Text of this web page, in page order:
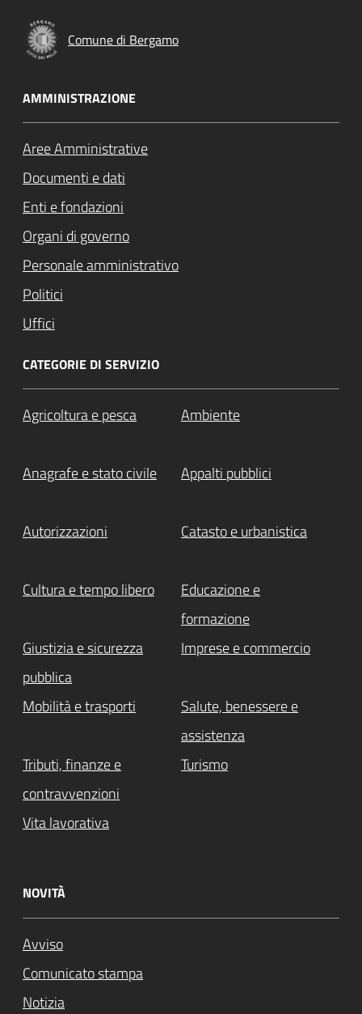
Comune di Bergamo
AMMINISTRAZIONE
Aree Amministrative
Documenti e dati
Enti e fondazioni
Organi di governo
Personale amministrativo
Politici
Uffici
CATEGORIE DI SERVIZIO
Agricoltura e pesca Ambiente
Anagrafe e stato civile Appalti pubblici
Autorizzazioni Catasto e urbanistica
Cultura e tempo libero
Educazione e
formazione
Giustizia e sicurezza
pubblica
Imprese e commercio
Mobilità e trasporti
Salute, benessere e
assistenza
Tributi, finanze e
contravvenzioni
Turismo
Vita lavorativa
NOVITÀ
Avviso
Comunicato stampa
Notizia